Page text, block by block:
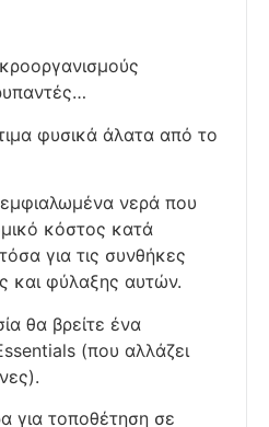
φυσικά άλατα από το
νερά που
κόστος κατά
για τις συνθήκες
και φύλαξης αυτών.
θα βρείτε ένα
(που αλλάζει
για τοποθέτηση σε